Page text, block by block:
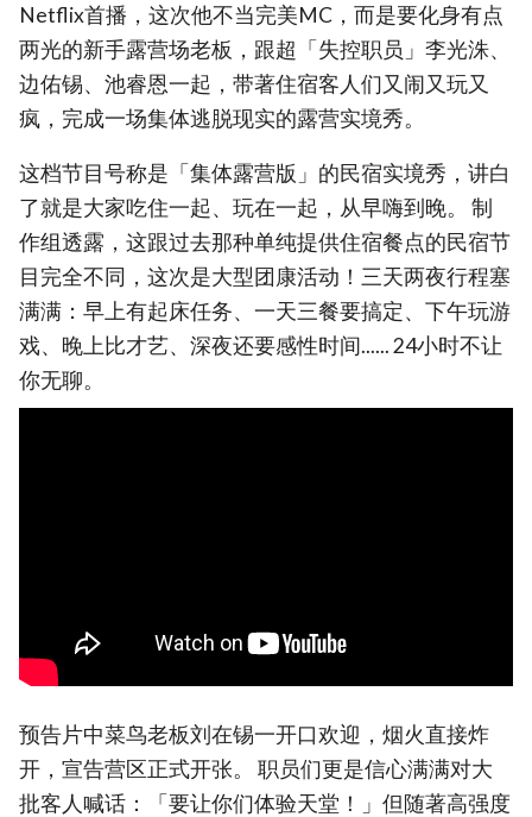
Netflix首播，这次他不当完美MC，而是要化身有点
两光的新手露营场老板，跟超「失控职员」李光洙、
边佑锡、池睿恩一起，带著住宿客人们又闹又玩又
疯，完成一场集体逃脱现实的露营实境秀。
这档节目号称是「集体露营版」的民宿实境秀，讲白
了就是大家吃住一起、玩在一起，从早嗨到晚。 制
作组透露，这跟过去那种单纯提供住宿餐点的民宿节
目完全不同，这次是大型团康活动！三天两夜行程塞
满满：早上有起床任务、一天三餐要搞定、下午玩游
戏、晚上比才艺、深夜还要感性时间...... 24小时不让
你无聊。
预告片中菜鸟老板刘在锡一开口欢迎，烟火直接炸
开，宣告营区正式开张。 职员们更是信心满满对大
批客人喊话：「要让你们体验天堂！」但随著高强度